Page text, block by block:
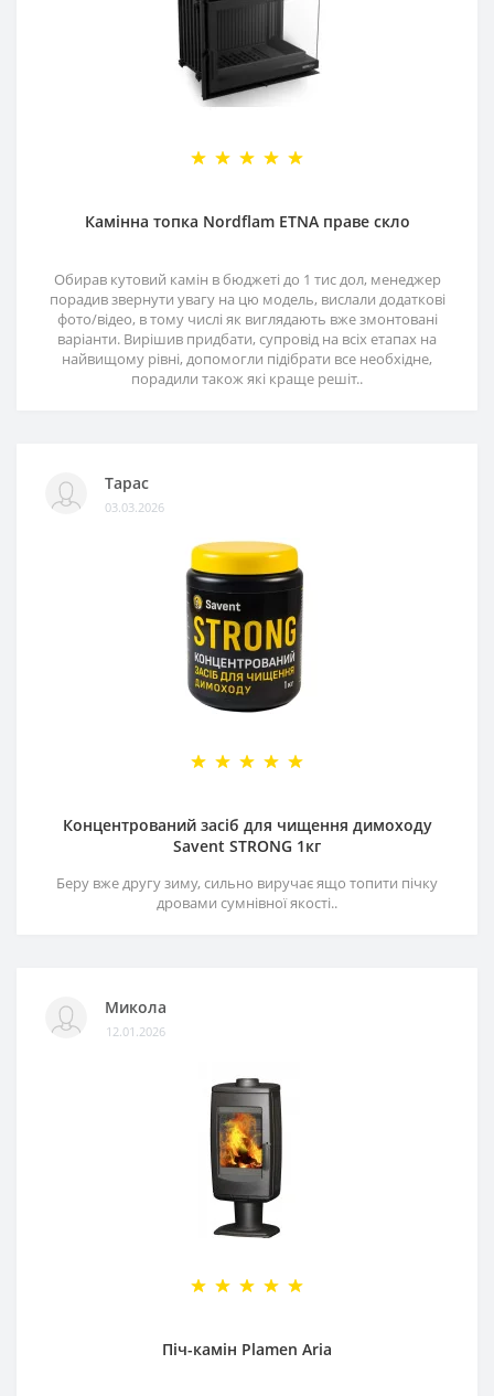
Камінна топка Nordflam ETNA праве скло
Обирав кутовий камін в бюджеті до 1 тис дол, менеджер
порадив звернути увагу на цю модель, вислали додаткові
фото/відео, в тому числі як виглядають вже змонтовані
варіанти. Вирішив придбати, супровід на всіх етапах на
найвищому рівні, допомогли підібрати все необхідне,
порадили також які краще решіт..
Тарас
03.03.2026
Концентрований засіб для чищення димоходу
Savent STRONG 1кг
Беру вже другу зиму, сильно виручає ящо топити пічку
дровами сумнівної якості..
Микола
12.01.2026
Піч-камін Plamen Aria